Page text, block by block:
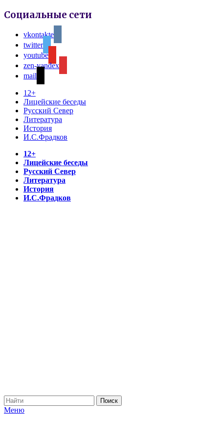
Социальные сети
vkontakte
twitter
youtube
zen-yandex
mail
12+
Лицейские беседы
Русский Север
Литература
История
И.С.Фрадков
12+
Лицейские беседы
Русский Север
Литература
История
И.С.Фрадков
Меню